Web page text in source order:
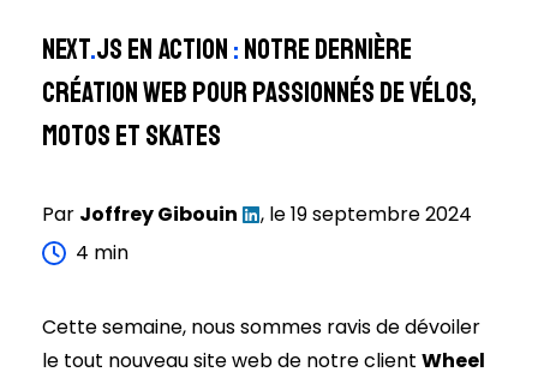
Next.js en action : Notre dernière
création web pour passionnés de vélos,
motos et skates
Par JoffreyGibouin , le19 septembre 2024
4 min
Cette semaine, nous sommes ravis de dévoiler
le tout nouveau site web de notre client Wheel